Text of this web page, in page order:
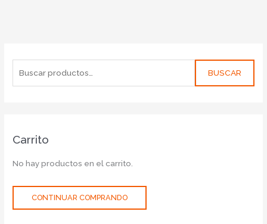
BUSCAR
Carrito
No hay productos en el carrito.
CONTINUAR COMPRANDO